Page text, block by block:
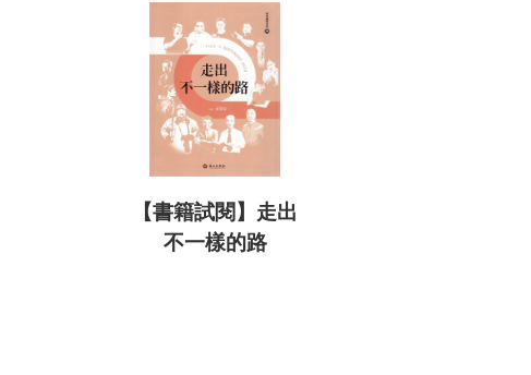
【書籍試閱】走出
不一樣的路